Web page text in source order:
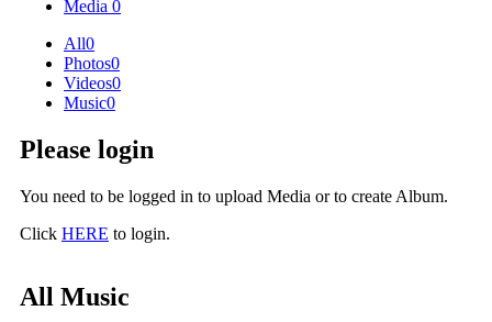
Media 0
All0
Photos0
Videos0
Music0
Please login
You need to be logged in to upload Media or to create Album.
Click HERE to login.
All Music